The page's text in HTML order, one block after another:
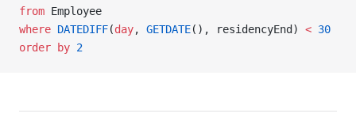
from Employee
where DATEDIFF(day, GETDATE(), residencyEnd) < 30
order by 2